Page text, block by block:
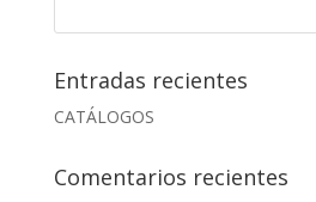
Entradas recientes
CATÁLOGOS
Comentarios recientes